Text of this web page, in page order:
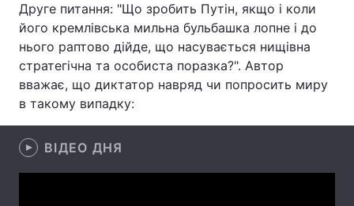
Інтерв'ю Думки
Архів Вакансії
Контакти
Друге питання: "Що зробить Путін, якщо і коли
його кремлівська мильна бульбашка лопне і до
нього раптово дійде, що насувається нищівна
стратегічна та особиста поразка?". Автор
вважає, що диктатор навряд чи попросить миру
в такому випадку:
ВІДЕО ДНЯ